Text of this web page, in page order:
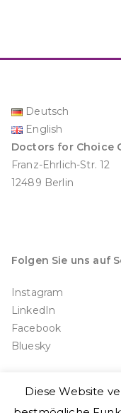
Deutsch
English
Doctors for Choice
Franz-Ehrlich-Str. 12
12489 Berlin
Folgen Sie uns auf
Instagram
LinkedIn
Facebook
Bluesky
Diese Website